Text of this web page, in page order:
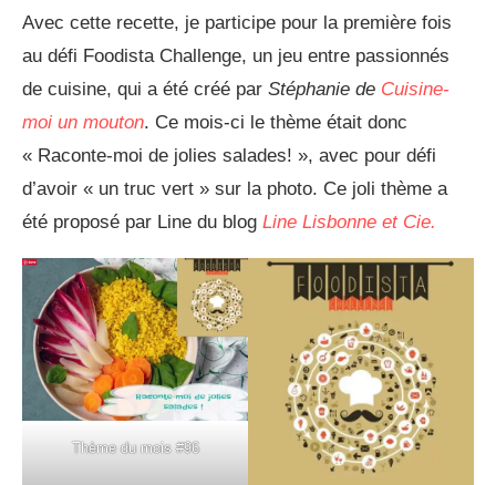
Avec cette recette, je participe pour la première fois
au défi Foodista Challenge, un jeu entre passionnés
de cuisine, qui a été créé par Stéphanie de Cuisine-
moi un mouton. Ce mois-ci le thème était donc
« Raconte-moi de jolies salades! », avec pour défi
d’avoir « un truc vert » sur la photo. Ce joli thème a
été proposé par Line du blog Line Lisbonne et Cie.
Thème du mois #96